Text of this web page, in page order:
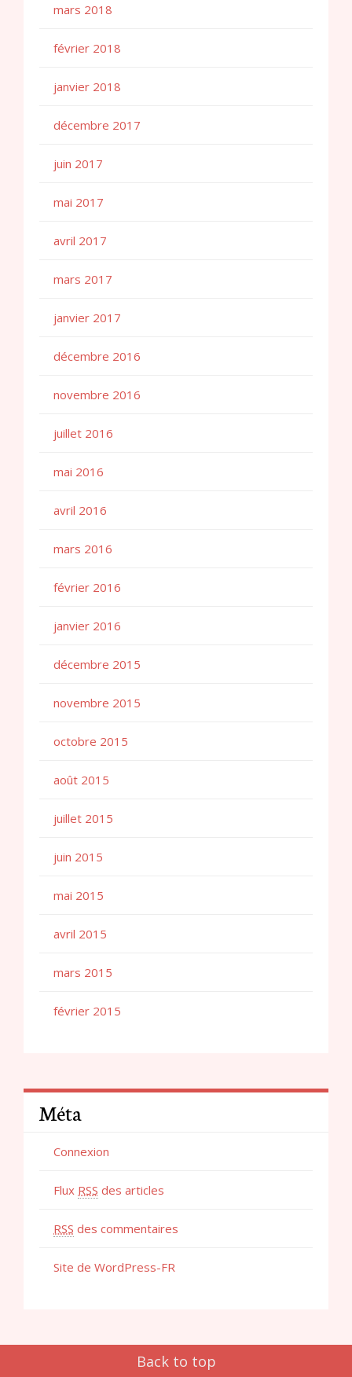
mars 2018
février 2018
janvier 2018
décembre 2017
juin 2017
mai 2017
avril 2017
mars 2017
janvier 2017
décembre 2016
novembre 2016
juillet 2016
mai 2016
avril 2016
mars 2016
février 2016
janvier 2016
décembre 2015
novembre 2015
octobre 2015
août 2015
juillet 2015
juin 2015
mai 2015
avril 2015
mars 2015
février 2015
Méta
Connexion
Flux RSS des articles
RSS des commentaires
Site de WordPress-FR
Back to top